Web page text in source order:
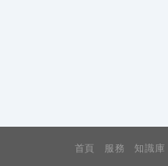
首頁 服務 知識庫